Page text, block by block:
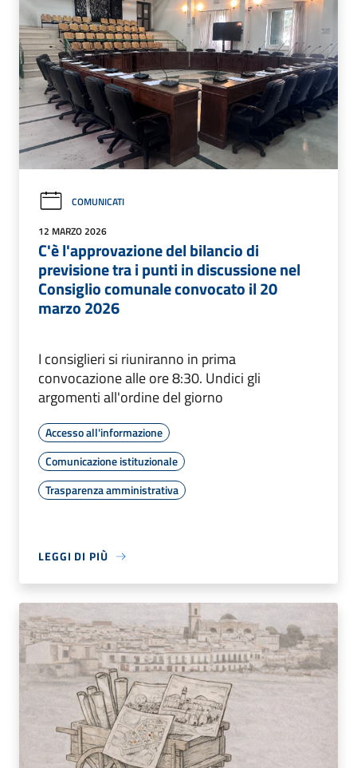
COMUNICATI
12 MARZO 2026
C'è l'approvazione del bilancio di
previsione tra i punti in discussione nel
Consiglio comunale convocato il 20
marzo 2026
I consiglieri si riuniranno in prima
convocazione alle ore 8:30. Undici gli
argomenti all'ordine del giorno
Accesso all'informazione
Comunicazione istituzionale
Trasparenza amministrativa
LEGGI DI PIÙ